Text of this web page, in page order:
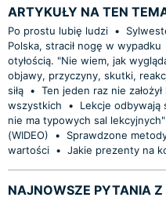
ARTYKUŁY NA TEN
Po prostu lubię ludzi •
Polska, stracił nogę w wypadku
otyłością. "Nie wiem, jak
objawy, przyczyny, skutki,
siłą • Ten jeden raz nie
wszystkich
•
Lekcje odbywają
nie ma typowych sal lekcyjnych"
(WIDEO)
•
Sprawdzone
wartości • Jakie prezenty na
NAJNOWSZE PYTANIA